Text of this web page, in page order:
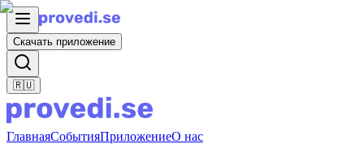
Скачать приложение
🇷🇺
ГлавнаяСобытияПриложениеО нас